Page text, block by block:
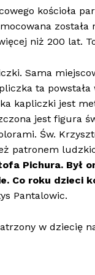
kościoła
została
niż 200 lat.
Sama
ta
kapliczki jest
jest figura
Św.
patronem
Pichura. Był
Co roku dzieci
Pantalowic.
w dziecię